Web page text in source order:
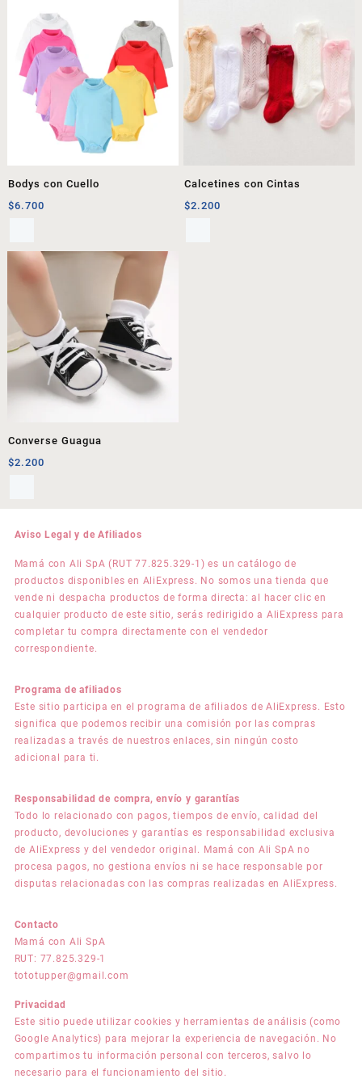
Bodys con Cuello
$6.700
Calcetines con Cintas
$2.200
Converse Guagua
$2.200
Aviso Legal y de Afiliados
Mamá con Ali SpA (RUT 77.825.329-1) es un catálogo de
productos disponibles en AliExpress. No somos una tienda que
vende ni despacha productos de forma directa: al hacer clic en
cualquier producto de este sitio, serás redirigido a AliExpress para
completar tu compra directamente con el vendedor
correspondiente.
Programa de afiliados
Este sitio participa en el programa de afiliados de AliExpress. Esto
significa que podemos recibir una comisión por las compras
realizadas a través de nuestros enlaces, sin ningún costo
adicional para ti.
Responsabilidad de compra, envío y garantías
Todo lo relacionado con pagos, tiempos de envío, calidad del
producto, devoluciones y garantías es responsabilidad exclusiva
de AliExpress y del vendedor original. Mamá con Ali SpA no
procesa pagos, no gestiona envíos ni se hace responsable por
disputas relacionadas con las compras realizadas en AliExpress.
Contacto
Mamá con Ali SpA
RUT: 77.825.329-1
tototupper@gmail.com
Privacidad
Este sitio puede utilizar cookies y herramientas de análisis (como
Google Analytics) para mejorar la experiencia de navegación. No
compartimos tu información personal con terceros, salvo lo
necesario para el funcionamiento del sitio.